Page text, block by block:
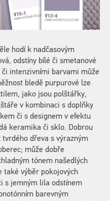
hodí k nadčasovým
odstíny bílé či smetanové
intenzivními barvami může
bledě purpurové lze
jako jsou polštářky,
v kombinaci s doplňky
či s designem v efektu
keramika či sklo. Dobrou
dřeva s výrazným
může dobře
tónem našedlých
také výběr pokojových
s jemným lila odstínem
barevným